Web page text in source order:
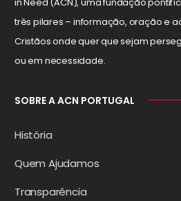
três pilares – informação, oração e
Cristãos onde quer que sejam
ou em necessidade.
SOBRE A ACN PORTUGAL
História
Quem Ajudamos
Transparência